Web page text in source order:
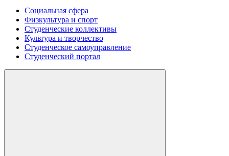
Социальная сфера
Физкультура и спорт
Студенческие коллективы
Культура и творчество
Студенческое самоуправление
Студенческий портал